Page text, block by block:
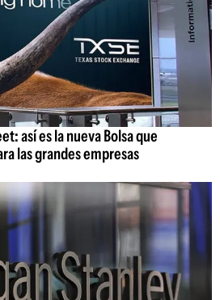
así es la nueva Bolsa que
las grandes empresas